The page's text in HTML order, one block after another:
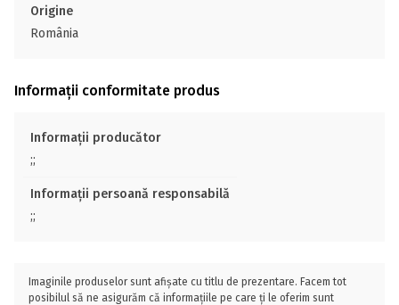
Origine
România
Informații conformitate produs
Informații producător
;;
Informații persoană responsabilă
;;
Imaginile produselor sunt afișate cu titlu de prezentare. Facem tot
posibilul să ne asigurăm că informațiile pe care ți le oferim sunt